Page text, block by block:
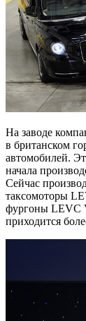
На заводе
в британском
автомобилей.
начала
Сейчас
таксомоторы
фургоны LEVC
приходится